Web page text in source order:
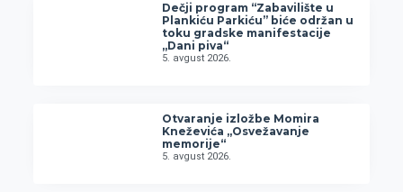
Dečji program “Zabavilište u
Plankiću Parkiću” biće održan u
toku gradske manifestacije
„Dani piva“
5. avgust 2026.
Otvaranje izložbe Momira
Kneževića „Osvežavanje
memorije“
5. avgust 2026.